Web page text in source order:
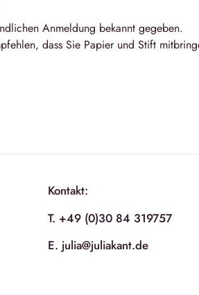
Anmeldung bekannt gegeben.
dass Sie Papier und Stift
Kontakt:
T. +49 (0)30 84 319757
E. julia@juliakant.de